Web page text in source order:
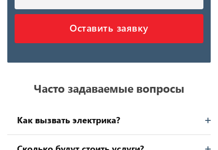
Оставить заявку
Часто задаваемые вопросы
Как вызвать электрика?